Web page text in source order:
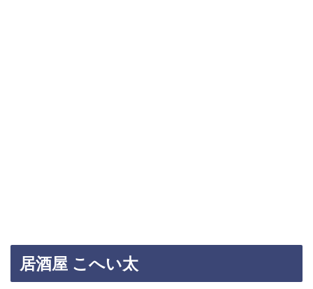
居酒屋 こへい太